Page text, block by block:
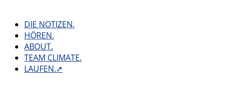
contentDIE NOTIZEN.
HÖREN.
ABOUT.
TEAM CLIMATE.
LAUFEN.➚